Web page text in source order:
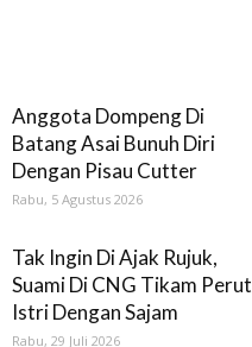
Anggota Dompeng Di
Batang Asai Bunuh Diri
Dengan Pisau Cutter
Rabu, 5 Agustus 2026
Tak Ingin Di Ajak Rujuk,
Suami Di CNG Tikam Perut
Istri Dengan Sajam
Rabu, 29 Juli 2026